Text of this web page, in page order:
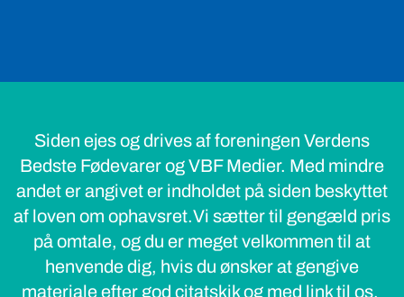
Siden ejes og drives af foreningen Verdens
Bedste Fødevarer og VBF Medier. Med mindre
andet er angivet er indholdet på siden beskyttet
af loven om ophavsret.Vi sætter til gengæld pris
på omtale, og du er meget velkommen til at
henvende dig, hvis du ønsker at gengive
materiale efter god citatskik og med link til os.